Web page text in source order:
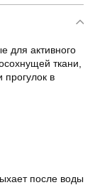
для активного
ткани,
в
после воды